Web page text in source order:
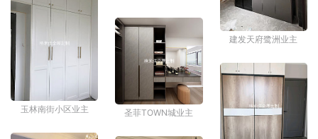
玉林南街小区业主 圣菲TOWN城业主
建发天府鹭洲业主